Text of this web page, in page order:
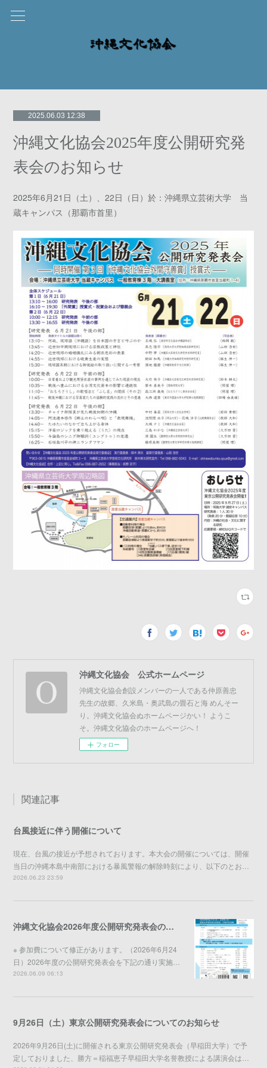
2025.06.03 12:38
沖縄文化協会2025年度公開研究発
表会のお知らせ
2025年6月21日（土）、22日（日）於：沖縄県立芸術大学 当
蔵キャンパス（那覇市首里）
沖縄文化協会 公式ホームページ
沖縄文化協会創設メンバーの一人である仲原善忠
先生の故郷、久米島・奥武島の畳石と海 めんそー
り。沖縄文化協会ぬホームページかい！ ようこ
そ。沖縄文化協会のホームページへ！
フォロー
関連記事
台風接近に伴う開催について
現在、台風の接近が予想されております。本大会の開催については、開催
当日の沖縄本島中南部における暴風警報の解除時刻により、以下のとお…
2026.06.23 23:59
沖縄文化協会2026年度公開研究発表会のご案内
※ 参加費について修正があります。（2026年6月24
日）2026年度の公開研究発表会を下記の通り実施…
2026.06.09 06:13
9月26日（土）東京公開研究発表会についてのお知らせ
2026年9月26日(土)に開催される東京公開研究発表会（早稲田大学）で予
定しておりました、勝方＝稲福恵子早稲田大学名誉教授による講演会は…